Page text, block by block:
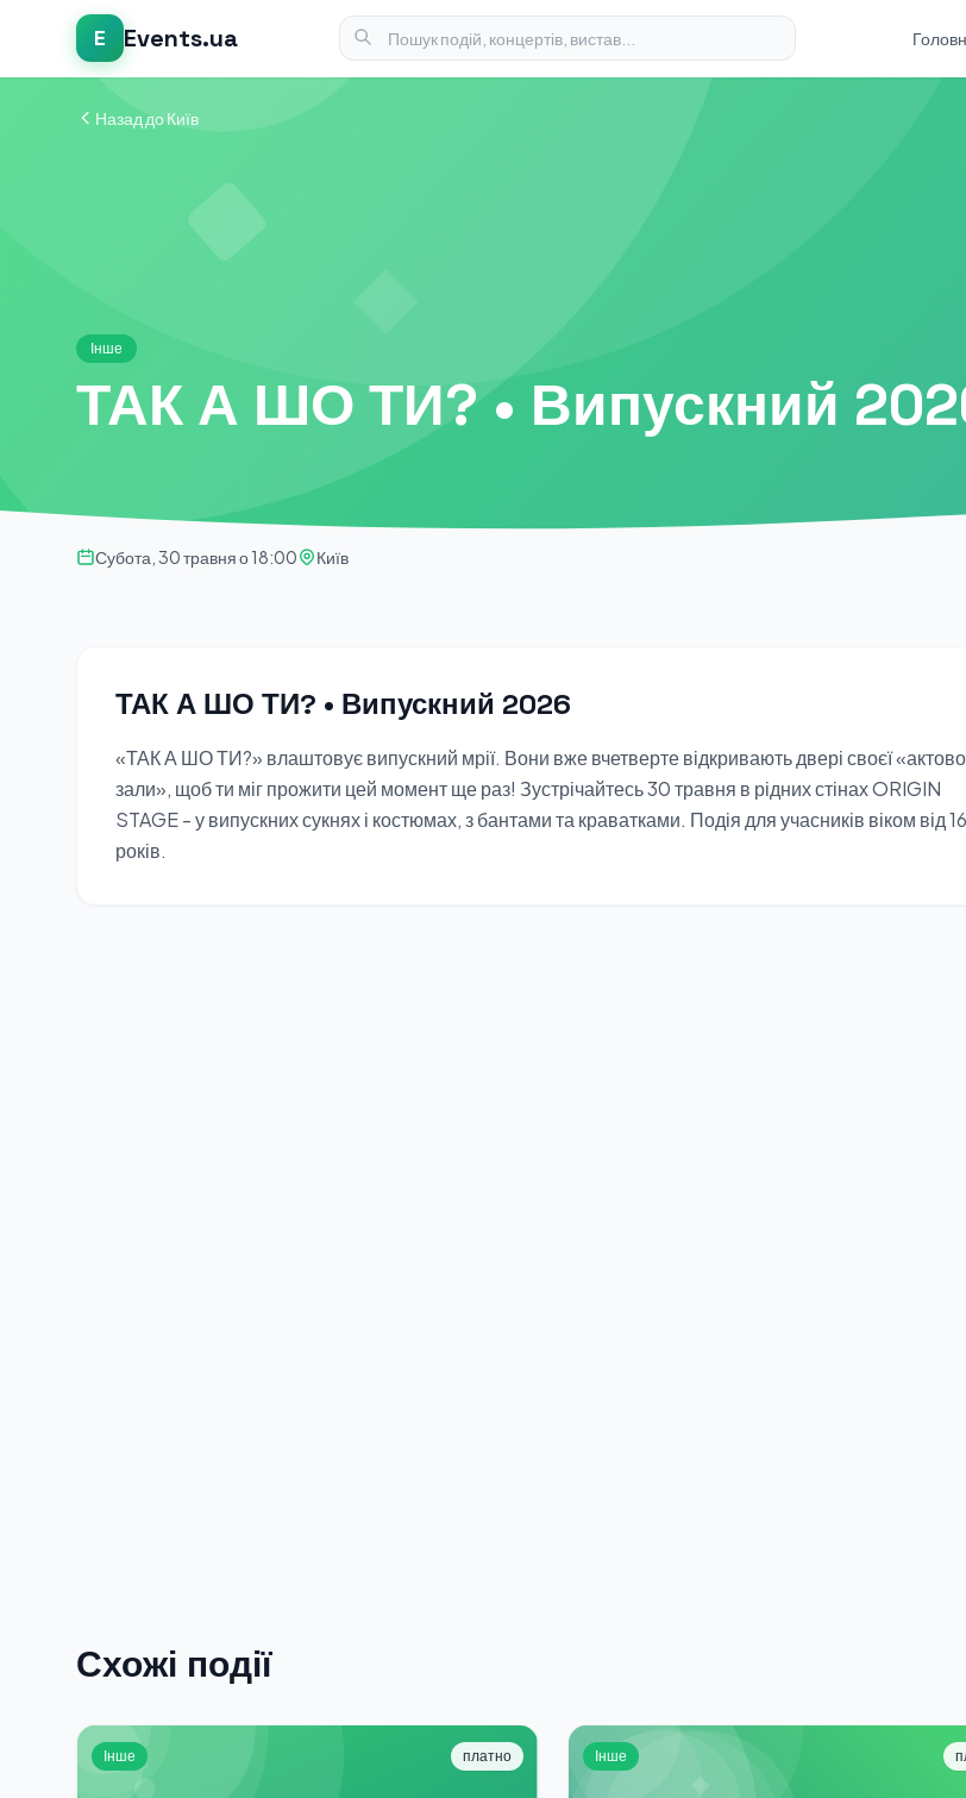
E Events.ua
Назад до Київ
Інше
ТАК А ШО ТИ? • Випускний
Субота, 30 травня о 18:00 Київ
ТАК А ШО ТИ? • Випускний 2026
«ТАК А ШО ТИ?» влаштовує випускний мрії. Вони вже вчетверте відкривають двері своєї
зали», щоб ти міг прожити цей момент ще раз! Зустрічайтесь 30 травня в рідних стінах ORIGIN
STAGE - у випускних сукнях і костюмах, з бантами та краватками. Подія для учасників віком від 16
років.
Схожі події
Інше платно Інше